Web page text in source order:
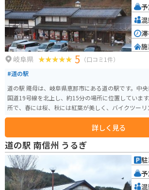
岐阜県 5 （口コミ1件）
#道の駅
道の駅 賤母は、岐阜県恵那市にある道の駅です。中
国道19号線を北上し、約15分の場所に位置しています。 周辺は自然豊かな
所で、春には桜、秋には紅葉が美しく、バイクツーリ
しても人気です。道の駅には、地元の特産品を販売
な野菜や果物、山菜などが購入できます。また、レス
食材を使った料理を楽しむことができます。 賤母の名物は、なんといっても
「五平餅」です。香ばしく焼かれた五平餅は、味噌の
妙で、旅の疲れを癒してくれます。バイクで立ち寄る
てください。 道の駅 賤母は、自然と触れ合いながら、地元の文化や食を楽し
むことができるスポットです。ドライブやツーリング
ってみてください。
詳しく見る
予
混
滞
施
道の駅 南信州 うるぎ
駐
予
混